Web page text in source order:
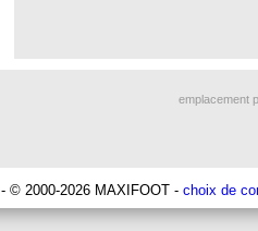
emplacement
- © 2000-2026 MAXIFOOT - choix de